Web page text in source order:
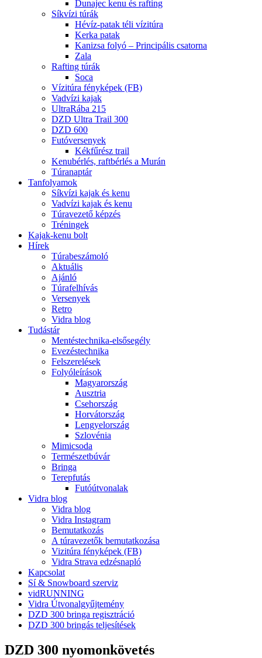
Dunajec kenu és rafting
Síkvízi túrák
Hévíz-patak téli vízitúra
Kerka patak
Kanizsa folyó – Principális csatorna
Zala
Rafting túrák
Soca
Vízitúra fényképek (FB)
Vadvízi kajak
UltraRába 215
DZD Ultra Trail 300
DZD 600
Futóversenyek
Kékfűrész trail
Kenubérlés, raftbérlés a Murán
Túranaptár
Tanfolyamok
Síkvízi kajak és kenu
Vadvízi kajak és kenu
Túravezető képzés
Tréningek
Kajak-kenu bolt
Hírek
Túrabeszámoló
Aktuális
Ajánló
Túrafelhívás
Versenyek
Retro
Vidra blog
Tudástár
Mentéstechnika-elsősegély
Evezéstechnika
Felszerelések
Folyóleírások
Magyarország
Ausztria
Csehország
Horvátország
Lengyelország
Szlovénia
Mimicsoda
Természetbúvár
Bringa
Terepfutás
Futóútvonalak
Vidra blog
Vidra blog
Vidra Instagram
Bemutatkozás
A túravezetők bemutatkozása
Vizitúra fényképek (FB)
Vidra Strava edzésnapló
Kapcsolat
Sí & Snowboard szerviz
vidRUNNING
Vidra Útvonalgyűjtemény
DZD 300 bringa regisztráció
DZD 300 bringás teljesítések
DZD 300 nyomonkövetés